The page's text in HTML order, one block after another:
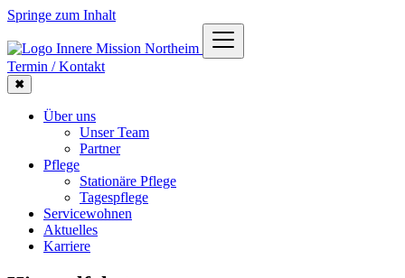
Springe zum Inhalt
Termin / Kontakt
✖
Über uns
Unser Team
Partner
Pflege
Stationäre Pflege
Tagespflege
Servicewohnen
Aktuelles
Karriere